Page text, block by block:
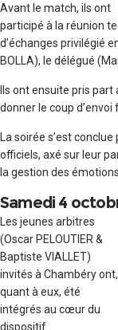
Avant le match, ils ont
participé à la réunion
d’échanges privilégié
BOLLA), le délégué
Ils ont ensuite pris part
donner le coup
La soirée s’est
officiels, axé sur leur
la gestion des
Samedi 4
Les jeunes arbitres
(Oscar PELOUTIER &
Baptiste VIALLET)
invités à Chambéry ont,
quant à eux, été
intégrés au cœur du
dispositif